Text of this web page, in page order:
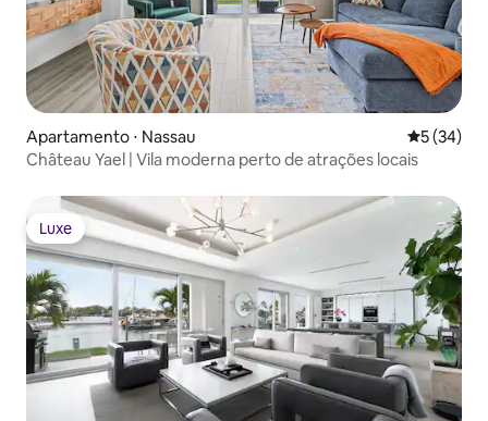
Apartamento ⋅ Nassau 5 de uma
5 (34)
Château Yael | Vila moderna perto de atrações locais
Luxe
Luxe